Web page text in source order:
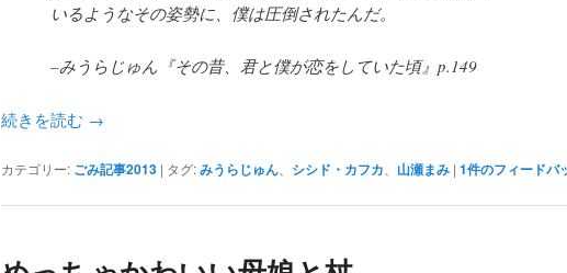
いるようなその姿勢に、僕は圧倒されたんだ。
–みうらじゅん『その昔、君と僕が恋をしていた頃』p.149
続きを読む →
カテゴリー: ごみ記事2013 | タグ:みうらじゅん シシド・カフカ 山瀬まみ | 1件のフィードバ